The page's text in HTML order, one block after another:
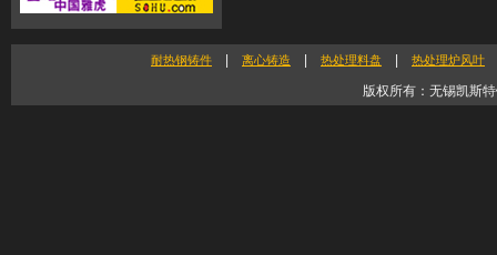
耐热钢铸件 离心铸造 热处理料盘 热处理炉风叶
版权所有：无锡凯斯